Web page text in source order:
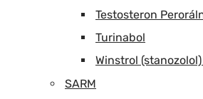
Testosteron
Turinabol
Winstrol
SARM